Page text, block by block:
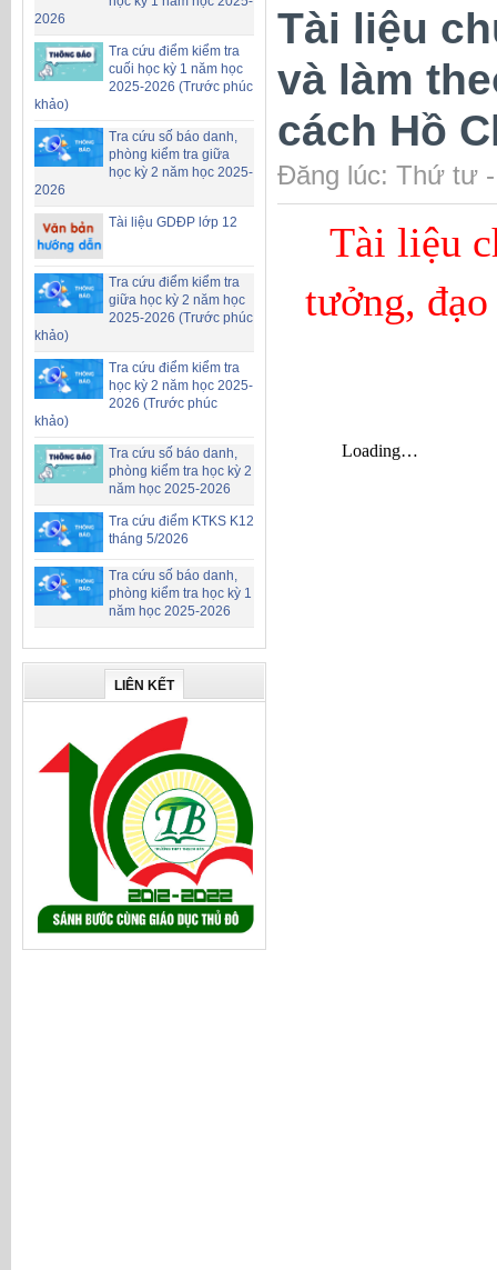
2026
Tra cứu điểm kiểm tra
cuối học kỳ 1 năm học
2025-2026 (Trước phúc
khảo)
Tra cứu số báo danh,
phòng kiểm tra giữa
học kỳ 2 năm học 2025-
2026
Tài liệu GDĐP lớp 12
Tra cứu điểm kiểm tra
giữa học kỳ 2 năm học
2025-2026 (Trước phúc
khảo)
Tra cứu điểm kiểm tra
học kỳ 2 năm học 2025-
2026 (Trước phúc
khảo)
Tra cứu số báo danh,
phòng kiểm tra học kỳ 2
năm học 2025-2026
Tra cứu điểm KTKS K12
tháng 5/2026
Tra cứu số báo danh,
phòng kiểm tra học kỳ 1
năm học 2025-2026
LIÊN KẾT
Tài liệu
và làm
cách Hồ
Đăng lúc: Thứ tư
Tài liệu
tưởng,